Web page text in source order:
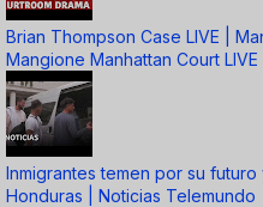
Brian Thompson Case LIVE |
Mangione Manhattan Court LIVE
Inmigrantes temen por su
Honduras | Noticias Telemundo